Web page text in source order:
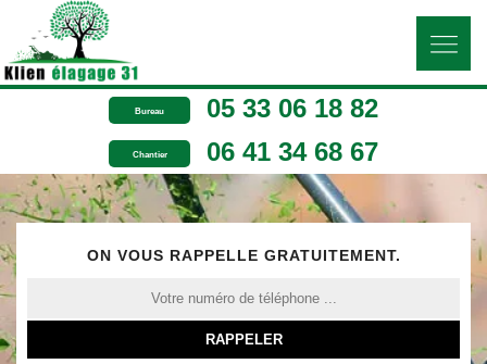
Bureau 05 33 06 18 82
Chantier 06 41 34 68 67
ON VOUS RAPPELLE GRATUITEMENT.